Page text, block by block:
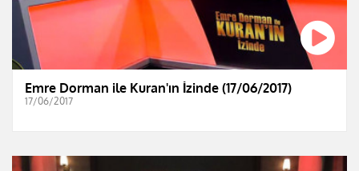
Emre Dorman ile Kuran'ın İzinde (17/06/2017)
17/06/2017